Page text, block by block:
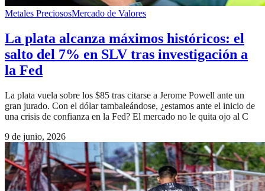
Metales PreciososMercado de Valores
La plata alcanza máximos históricos: el
salto del 7% en SLV tras investigación a
la Fed
La plata vuela sobre los $85 tras citarse a Jerome Powell ante un
gran jurado. Con el dólar tambaleándose, ¿estamos ante el inicio de
una crisis de confianza en la Fed? El mercado no le quita ojo al C
9 de junio, 2026